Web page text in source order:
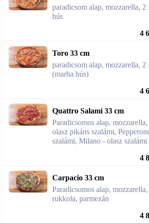
paradicsom alap, mozzarella,
hús
4
Toro 33 cm
paradicsom alap, mozzarella, 2
(marha hús)
4
Quattro Salami 33 cm
Paradicsomos alap,
olasz pikáns szalámi,
szalámi, Milano - olasz szalámi
4
Carpacio 33 cm
Paradicsomos alap,
rukkola, parmezán
4